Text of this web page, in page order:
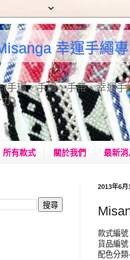
幸運手繩
(手環、手繩、手帶、幸運
.
所有款式 關於我們 最新消
2013年6月
款式編
貨品編
配色分